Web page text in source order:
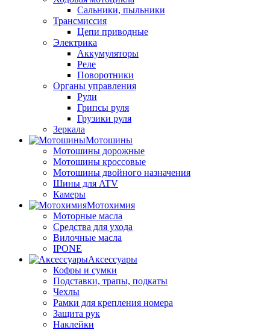
Сальники, пыльники
Трансмиссия
Цепи приводные
Электрика
Аккумуляторы
Реле
Поворотники
Органы управления
Рули
Грипсы руля
Грузики руля
Зеркала
Мотошины
Мотошины дорожные
Мотошины кроссовые
Мотошины двойного назначения
Шины для ATV
Камеры
Мотохимия
Моторные масла
Средства для ухода
Вилочные масла
IPONE
Аксессуары
Кофры и сумки
Подставки, трапы, подкаты
Чехлы
Рамки для крепления номера
Защита рук
Наклейки